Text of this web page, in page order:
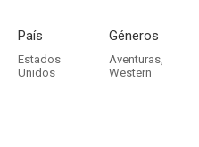
País
Estados
Unidos
Géneros
Aventuras,
Western